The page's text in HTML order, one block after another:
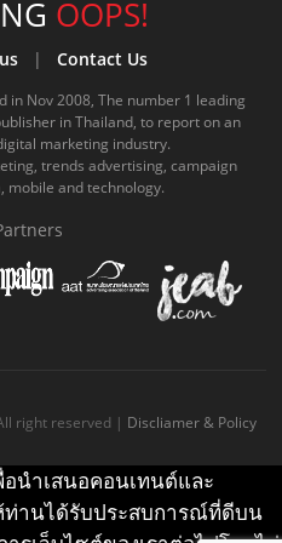
e
m
e
t
a
g
r
a
.
t
o
k
.
c
m
OOPS!
| Contact Us
in Nov 2008, The number 1 leading
in Thailand, to report on an
marketing industry.
trends advertising, campaign
mobile and technology.
right reserved | Discliamer & Policy
อนำเสนอคอนเทนต์และ
านได้รับประสบการณ์ที่ดีบน